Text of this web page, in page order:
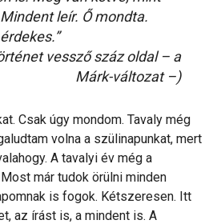
leír. Ő mondta.
vessző száz oldal – a
Márk-változat –)
Csak úgy mondom. Tavaly még
volna a szülinapunkat, mert
A tavalyi év még a
már tudok örülni minden
is fogok. Kétszeresen. Itt
az írást is, a mindent is. A